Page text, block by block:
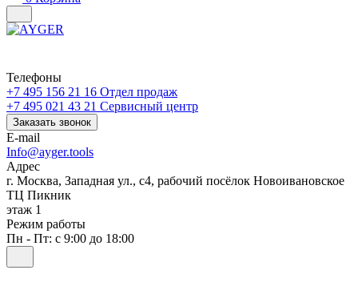
Телефоны
+7 495 156 21 16 Отдел продаж
+7 495 021 43 21 Cервисный центр
Заказать звонок
E-mail
Info@ayger.tools
Адрес
г. Москва, Западная ул., с4, рабочий посёлок Новоивановское
ТЦ Пикник
этаж 1
Режим работы
Пн - Пт: с 9:00 до 18:00